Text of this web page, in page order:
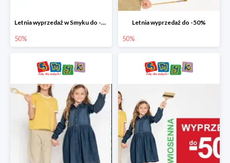
Letnia wyprzedaż w Smyku do -50%
50%
Letnia wyprzedaż do -50%
50%